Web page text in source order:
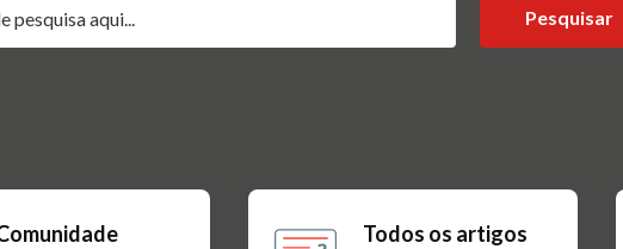
Pesquisar
Todos os artigos